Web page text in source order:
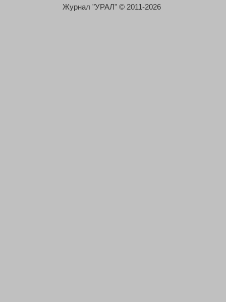
Журнал "УРАЛ" © 2011-2026